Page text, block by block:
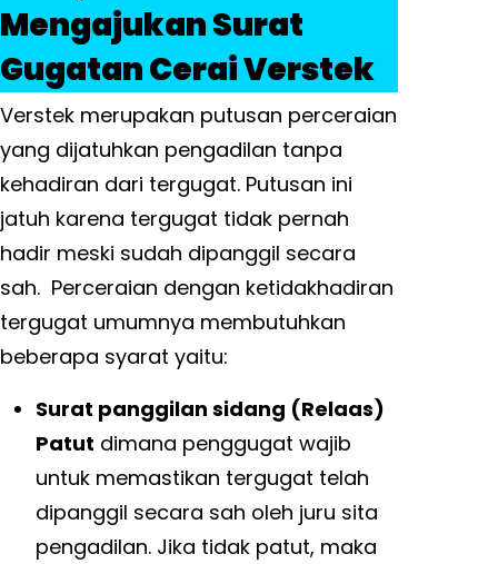
Mengajukan Surat
Gugatan Cerai Verstek
Verstek merupakan putusan perceraian
yang dijatuhkan pengadilan tanpa
kehadiran dari tergugat. Putusan ini
jatuh karena tergugat tidak pernah
hadir meski sudah dipanggil secara
sah. Perceraian dengan ketidakhadiran
tergugat umumnya membutuhkan
beberapa syarat yaitu:
Surat panggilan sidang (Relaas)
Patut dimana penggugat wajib
untuk memastikan tergugat telah
dipanggil secara sah oleh juru sita
pengadilan. Jika tidak patut, maka